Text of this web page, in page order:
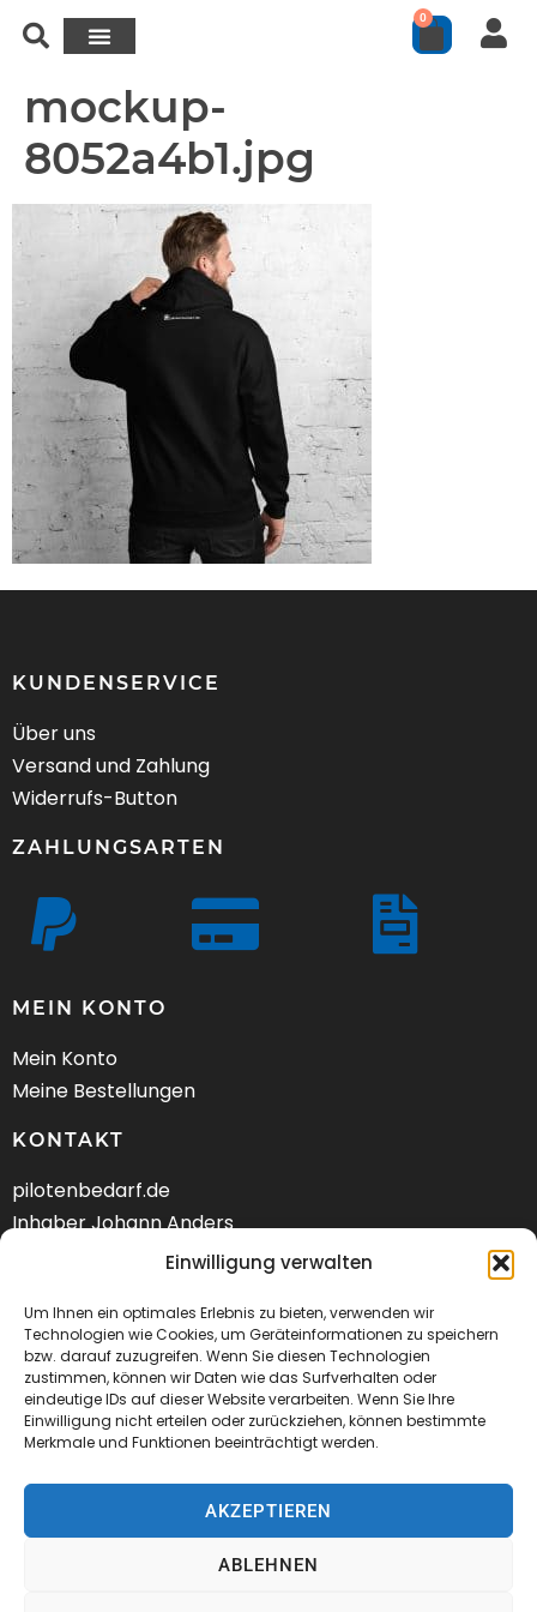
Einwilligung verwalten
Um Ihnen ein optimales Erlebnis zu bieten, verwenden wir
Technologien wie Cookies, um Geräteinformationen zu speichern
bzw. darauf zuzugreifen. Wenn Sie diesen Technologien
zustimmen, können wir Daten wie das Surfverhalten oder
eindeutige IDs auf dieser Website verarbeiten. Wenn Sie Ihre
Einwilligung nicht erteilen oder zurückziehen, können bestimmte
Merkmale und Funktionen beeinträchtigt werden.
AKZEPTIEREN
ABLEHNEN
0
mockup-
8052a4b1.jpg
KUNDENSERVICE
Über uns
Versand und Zahlung
Widerrufs-Button
ZAHLUNGSARTEN
MEIN KONTO
Mein Konto
Meine Bestellungen
KONTAKT
pilotenbedarf.de
Inhaber Johann Anders
Am Schwarzen Berg 58
Tel.: +49 (04141) 9288240
Mail:kontakt@pilotenbedarf.de
© 2026 Pilotenbedarf.de